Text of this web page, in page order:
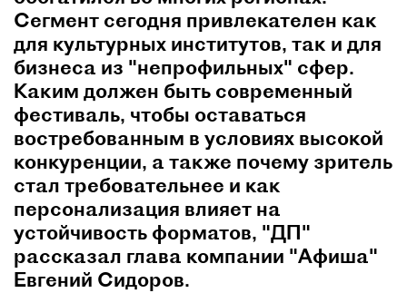
Сегмент сегодня привлекателен как
для культурных институтов, так и для
бизнеса из "непрофильных" сфер.
Каким должен быть современный
фестиваль, чтобы оставаться
востребованным в условиях высокой
конкуренции, а также почему зритель
стал требовательнее и как
персонализация влияет на
устойчивость форматов, "ДП"
рассказал глава компании "Афиша"
Евгений Сидоров.